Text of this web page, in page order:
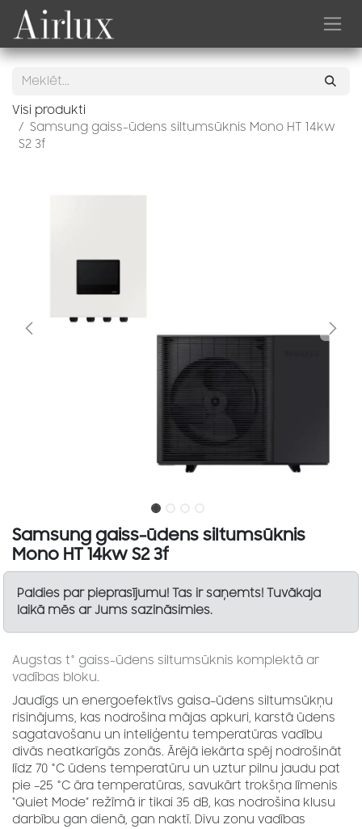
Skip to Content
Visi produkti
Samsung gaiss-ūdens siltumsūknis Mono HT 14kw
S2 3f
Samsung gaiss-ūdens siltumsūknis
Mono HT 14kw S2 3f
Paldies par pieprasījumu! Tas ir saņemts! Tuvākaja
laikā mēs ar Jums sazināsimies.
Augstas t° gaiss-ūdens siltumsūknis komplektā ar
vadības bloku.
Jaudīgs un energoefektīvs gaisa–ūdens siltumsūkņu
risinājums, kas nodrošina mājas apkuri, karstā ūdens
sagatavošanu un inteliģentu temperatūras vadību
divās neatkarīgās zonās. Ārējā iekārta spēj nodrošināt
līdz 70 °C ūdens temperatūru un uztur pilnu jaudu pat
pie –25 °C āra temperatūras, savukārt trokšņa līmenis
“Quiet Mode” režīmā ir tikai 35 dB, kas nodrošina klusu
darbību gan dienā, gan naktī. Divu zonu vadības